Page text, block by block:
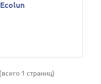
1 страниц)